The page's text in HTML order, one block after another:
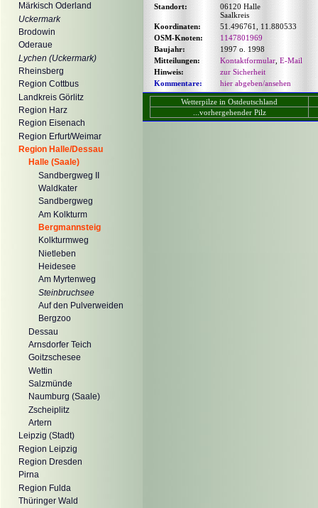
Märkisch Oderland
Uckermark
Brodowin
Oderaue
Lychen (Uckermark)
Rheinsberg
Region Cottbus
Landkreis Görlitz
Region Harz
Region Eisenach
Region Erfurt/Weimar
Region Halle/Dessau
Halle (Saale)
Sandbergweg II
Waldkater
Sandbergweg
Am Kolkturm
Bergmannsteig
Kolkturmweg
Nietleben
Heidesee
Am Myrtenweg
Steinbruchsee
Auf den Pulverweiden
Bergzoo
Dessau
Arnsdorfer Teich
Goitzschesee
Wettin
Salzmünde
Naumburg (Saale)
Zscheiplitz
Artern
Leipzig (Stadt)
Region Leipzig
Region Dresden
Pirna
Region Fulda
Thüringer Wald
Standort:
06120 Halle
Saalkreis
Koordinaten:
51.496761, 11.880533
OSM-Knoten:
1147801969
Baujahr:
1997 o. 1998
Mitteilungen:
Kontaktformular E-Mail
Hinweis:
zur Sicherheit
Kommentare:
hier abgeben/ansehen
Wetterpilze in Ostdeutschland
...vorhergehender Pilz